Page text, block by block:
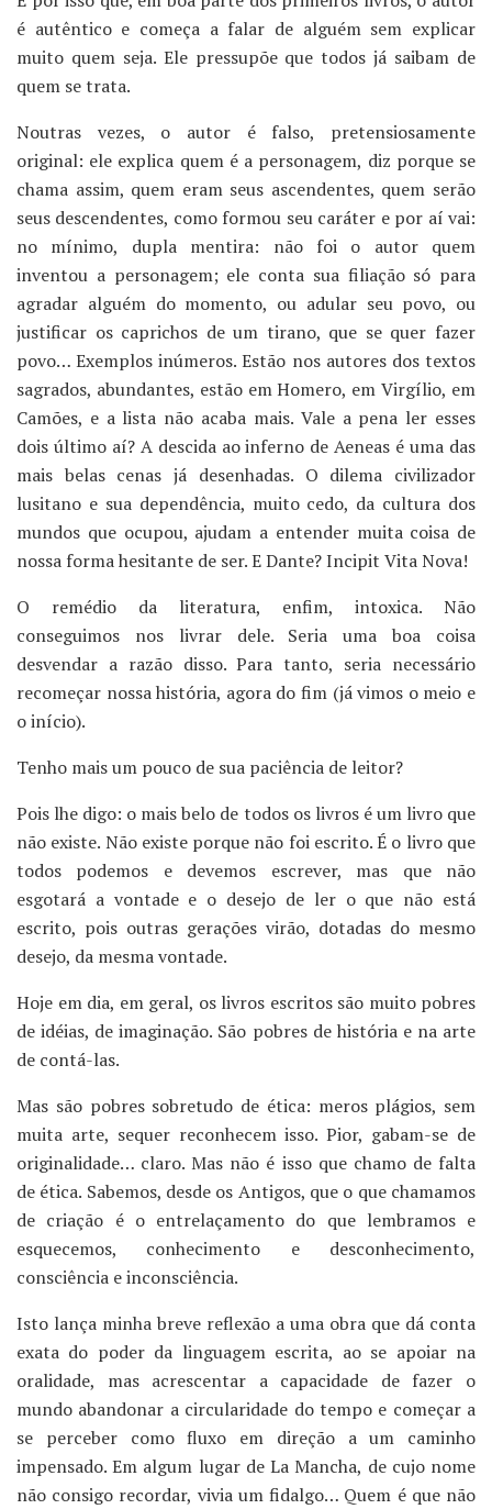
é autêntico e começa a falar de alguém sem explicar
muito quem seja. Ele pressupõe que todos já saibam de
quem se trata.
Noutras vezes, o autor é falso, pretensiosamente
original: ele explica quem é a personagem, diz porque se
chama assim, quem eram seus ascendentes, quem serão
seus descendentes, como formou seu caráter e por aí vai:
no mínimo, dupla mentira: não foi o autor quem
inventou a personagem; ele conta sua filiação só para
agradar alguém do momento, ou adular seu povo, ou
justificar os caprichos de um tirano, que se quer fazer
povo… Exemplos inúmeros. Estão nos autores dos textos
sagrados, abundantes, estão em Homero, em Virgílio, em
Camões, e a lista não acaba mais. Vale a pena ler esses
dois último aí? A descida ao inferno de Aeneas é uma das
mais belas cenas já desenhadas. O dilema civilizador
lusitano e sua dependência, muito cedo, da cultura dos
mundos que ocupou, ajudam a entender muita coisa de
nossa forma hesitante de ser. E Dante? Incipit Vita Nova!
O remédio da literatura, enfim, intoxica. Não
conseguimos nos livrar dele. Seria uma boa coisa
desvendar a razão disso. Para tanto, seria necessário
recomeçar nossa história, agora do fim (já vimos o meio e
o início).
Tenho mais um pouco de sua paciência de leitor?
Pois lhe digo: o mais belo de todos os livros é um livro que
não existe. Não existe porque não foi escrito. É o livro que
todos podemos e devemos escrever, mas que não
esgotará a vontade e o desejo de ler o que não está
escrito, pois outras gerações virão, dotadas do mesmo
desejo, da mesma vontade.
Hoje em dia, em geral, os livros escritos são muito pobres
de idéias, de imaginação. São pobres de história e na arte
de contá-las.
Mas são pobres sobretudo de ética: meros plágios, sem
muita arte, sequer reconhecem isso. Pior, gabam-se de
originalidade… claro. Mas não é isso que chamo de falta
de ética. Sabemos, desde os Antigos, que o que chamamos
de criação é o entrelaçamento do que lembramos e
esquecemos, conhecimento e desconhecimento,
consciência e inconsciência.
Isto lança minha breve reflexão a uma obra que dá conta
exata do poder da linguagem escrita, ao se apoiar na
oralidade, mas acrescentar a capacidade de fazer o
mundo abandonar a circularidade do tempo e começar a
se perceber como fluxo em direção a um caminho
impensado. Em algum lugar de La Mancha, de cujo nome
não consigo recordar, vivia um fidalgo… Quem é que não